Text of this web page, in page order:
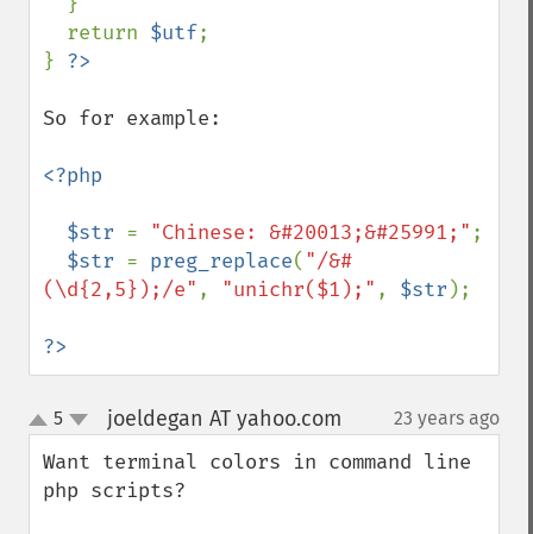
  return
$utf;
}
So for example:
<?php
  $str
= "Chinese: &#20013;&#25991;" ;
$str = preg_replace( "/&#
(\d{2,5});/e" , "unichr($1);" , $str );
?>
up
down
5 joeldegan AT yahoo.com 23 years ago
Want terminal colors in command line
php scripts?